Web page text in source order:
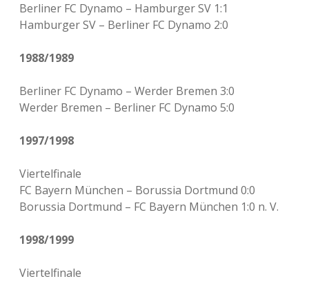
Berliner FC Dynamo – Hamburger SV 1:1
Hamburger SV – Berliner FC Dynamo 2:0
1988/1989
Berliner FC Dynamo – Werder Bremen 3:0
Werder Bremen – Berliner FC Dynamo 5:0
1997/1998
Viertelfinale
FC Bayern München – Borussia Dortmund 0:0
Borussia Dortmund – FC Bayern München 1:0 n. V.
1998/1999
Viertelfinale